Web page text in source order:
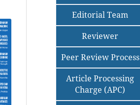
Editorial Team
Reviewer
Peer Review Process
Article Processing
Charge (APC)